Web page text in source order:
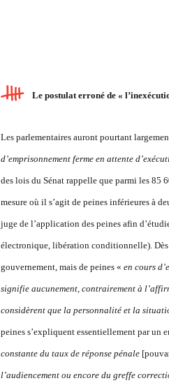
Le postulat erroné de «
Les parlementaires auront pourtant
d’emprisonnement ferme en attente
des lois du Sénat rappelle que parmi les 85
mesure où il s’agit de peines inférieures à
juge de l’application des peines afin
électronique, libération conditionnelle). Dès
gouvernement, mais de peines « en cours
signifie aucunement, contrairement à
considèrent que la personnalité et la
peines s’expliquent essentiellement par un
constante du taux de réponse pénale
l’audiencement ou encore du greffe